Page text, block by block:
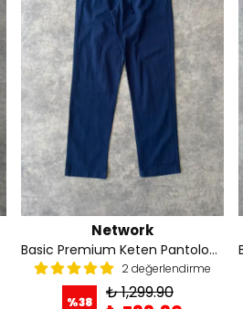
Network
Basic Premium Keten Pantolon - Lacivert
2 değerlendirme
%38 ₺ 1,299.90